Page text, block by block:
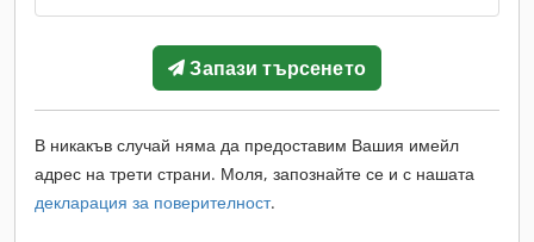
Запази търсенето
В никакъв случай няма да предоставим Вашия имейл
адрес на трети страни. Моля, запознайте се и с нашата
декларация за поверителност.